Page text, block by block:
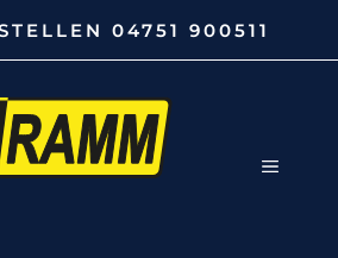
04751 900511
MENÜ